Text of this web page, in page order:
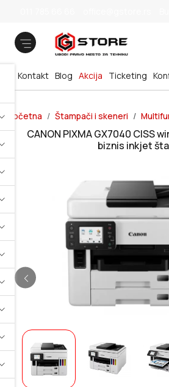
Blog Akcija
Kontakt Ticketing
Početna Štampači i skeneri
CANON PIXMA GX7040 CISS
biznis inkjet